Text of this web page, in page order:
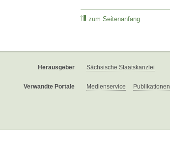
zum Seitenanfang
Herausgeber Sächsische Staatskanzlei
Verwandte Portale Medienservice Publikationen